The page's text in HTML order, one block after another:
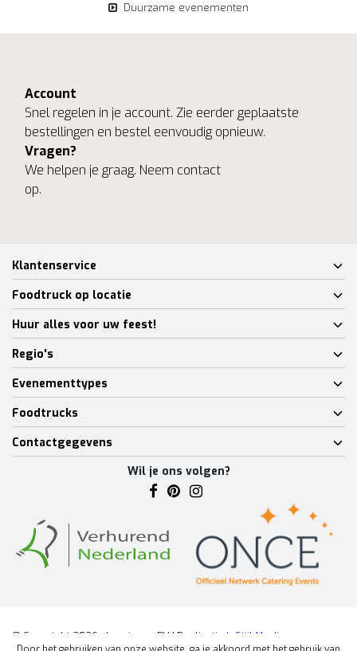
Duurzame evenementen
Account
Snel regelen in je account. Zie eerder geplaatste
bestellingen en bestel eenvoudig opnieuw.
Vragen?
We helpen je graag. Neem contact
op.
Klantenservice
Foodtruck op locatie
Huur alles voor uw feest!
Regio's
Evenementtypes
Foodtrucks
Contactgegevens
Wil je ons volgen?
© Copyright 2026 - Lumineux BV | Realisatie
InStijl Media